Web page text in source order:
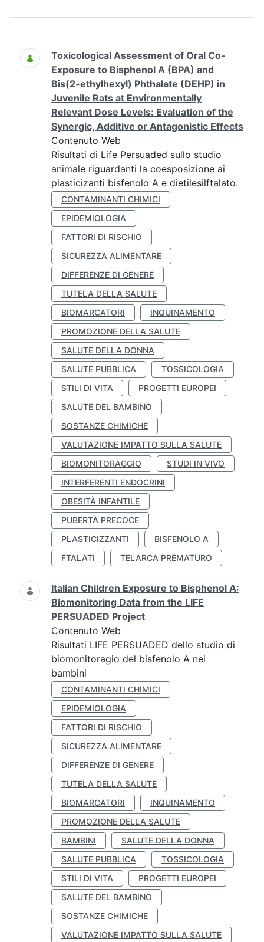
Ricerca
Toxicological Assessment of Oral Co-
Exposure to Bisphenol A (BPA) and
Bis(2-ethylhexyl) Phthalate (DEHP) in
Juvenile Rats at Environmentally
Relevant Dose Levels: Evaluation of the
Synergic, Additive or Antagonistic Effects
Contenuto Web
Risultati di Life Persuaded sullo studio
animale riguardanti la coesposizione ai
plasticizanti bisfenolo A e dietilesilftalato.
CONTAMINANTI CHIMICI
EPIDEMIOLOGIA
FATTORI DI RISCHIO
SICUREZZA ALIMENTARE
DIFFERENZE DI GENERE
TUTELA DELLA SALUTE
BIOMARCATORI
INQUINAMENTO
PROMOZIONE DELLA SALUTE
SALUTE DELLA DONNA
SALUTE PUBBLICA
TOSSICOLOGIA
STILI DI VITA
PROGETTI EUROPEI
SALUTE DEL BAMBINO
SOSTANZE CHIMICHE
VALUTAZIONE IMPATTO SULLA SALUTE
BIOMONITORAGGIO
STUDI IN VIVO
INTERFERENTI ENDOCRINI
OBESITÀ INFANTILE
PUBERTÀ PRECOCE
PLASTICIZZANTI
BISFENOLO A
FTALATI
TELARCA PREMATURO
Italian Children Exposure to Bisphenol A:
Biomonitoring Data from the LIFE
PERSUADED Project
Contenuto Web
Risultati LIFE PERSUADED dello studio di
biomonitoragio del bisfenolo A nei
bambini
CONTAMINANTI CHIMICI
EPIDEMIOLOGIA
FATTORI DI RISCHIO
SICUREZZA ALIMENTARE
DIFFERENZE DI GENERE
TUTELA DELLA SALUTE
BIOMARCATORI
INQUINAMENTO
PROMOZIONE DELLA SALUTE
BAMBINI
SALUTE DELLA DONNA
SALUTE PUBBLICA
TOSSICOLOGIA
STILI DI VITA
PROGETTI EUROPEI
SALUTE DEL BAMBINO
SOSTANZE CHIMICHE
VALUTAZIONE IMPATTO SULLA SALUTE